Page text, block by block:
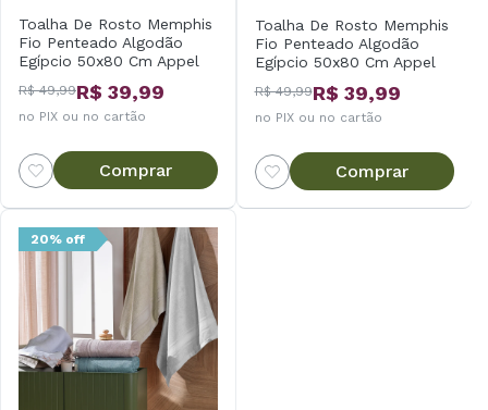
Toalha De Rosto Memphis
Fio Penteado Algodão
Egípcio 50x80 Cm Appel
R$ 49,99R$ 39,99
no PIX ou no cartão
Comprar
Toalha De Rosto Memphis
Fio Penteado Algodão
Egípcio 50x80 Cm Appel
R$ 49,99R$ 39,99
no PIX ou no cartão
Comprar
20% off